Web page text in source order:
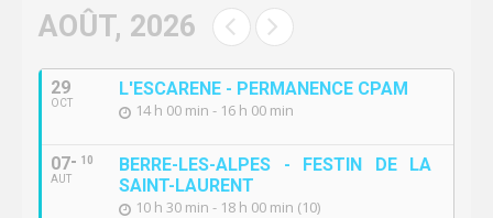
AOÛT, 2026
29
OCT
L'ESCARENE - PERMANENCE CPAM
14 h 00 min - 16 h 00 min
07
AUT
10
BERRE-LES-ALPES - FESTIN DE LA
SAINT-LAURENT
10 h 30 min - 18 h 00 min (10)